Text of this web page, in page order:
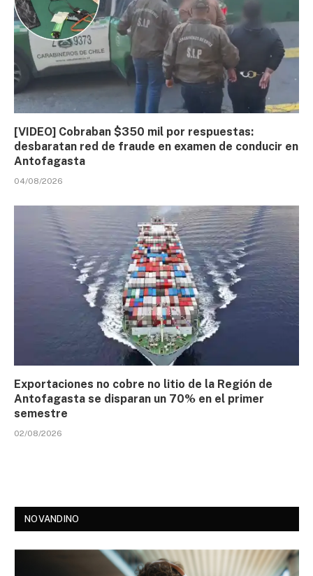
[VIDEO] Cobraban $350 mil por respuestas:
desbaratan red de fraude en examen de conducir en
Antofagasta
04/08/2026
Exportaciones no cobre no litio de la Región de
Antofagasta se disparan un 70% en el primer
semestre
02/08/2026
NOVANDINO